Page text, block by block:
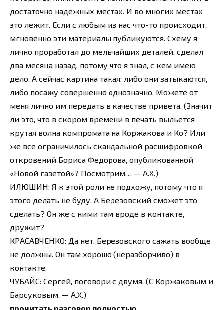
достаточно надежных местах. И во многих местах
это лежит. Если с любым из нас что-то происходит,
мгновенно эти материалы публикуются. Схему я
лично проработал до мельчайших деталей, сделал
два месяца назад, потому что я знал, с кем имею
дело. А сейчас картина такая: либо они затыкаются,
либо посажу совершенно однозначно. Можете от
меня лично им передать в качестве привета. (Значит
ли это, что в скором времени в печать выльется
крутая волна компромата на Коржакова и Ко? Или
же все ограничилось скандальной расшифровкой
откровений Бориса Федорова, опубликованной
«Новой газетой»? Посмотрим… — А.Х.)
ИЛЮШИН: Я к этой роли не подхожу, потому что я
этого делать не буду. А Березовский сможет это
сделать? Он же с ними там вроде в контакте,
дружит?
КРАСАВЧЕНКО: Да нет. Березовского сажать вообще
не должны. Он там хорошо (неразборчиво) в
контакте.
ЧУБАЙС: Сергей, поговори с двумя. (С Коржаковым и
Барсуковым. — А.X.)
прочитать разговор полностью